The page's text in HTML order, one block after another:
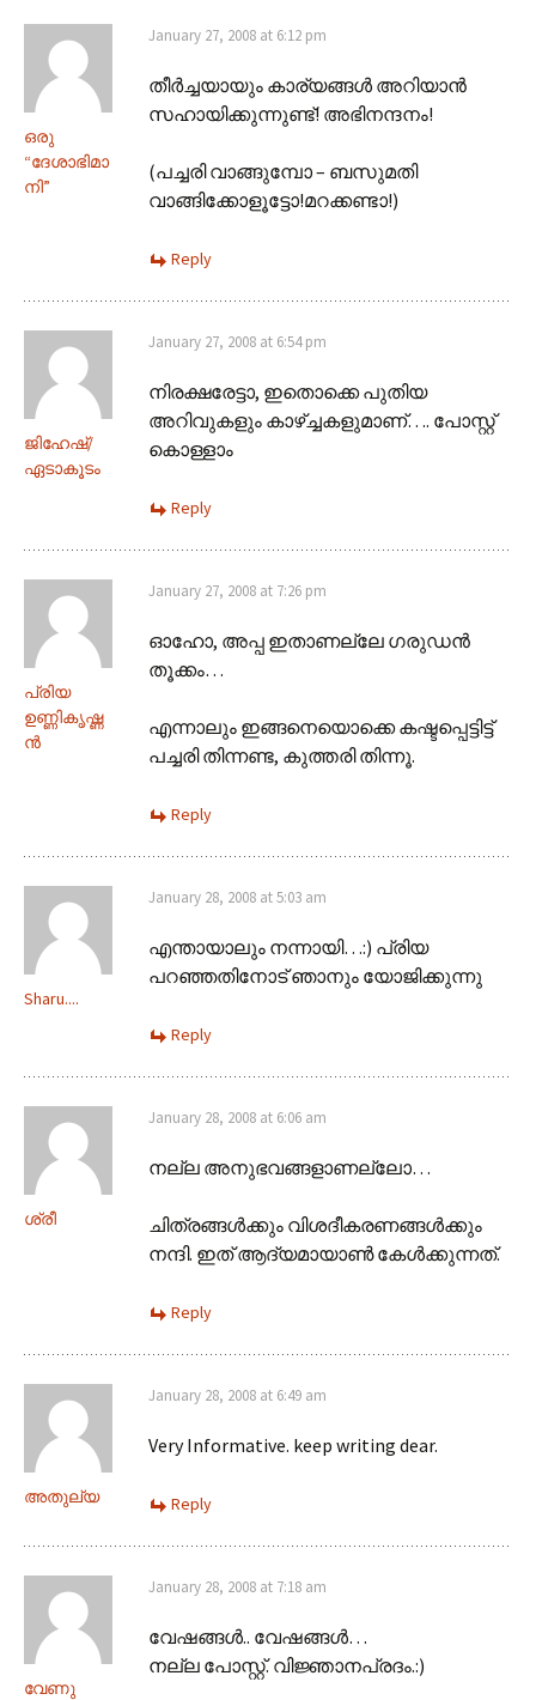
ഒരു
“ദേശാഭിമാ
നി”
January 27, 2008 at 6:12 pm
തീര്‍ച്ചയായും കാര്യങ്ങള്‍ അറിയാന്‍
സഹായിക്കുന്നുണ്ട്! അഭിനന്ദനം!
(പച്ചരി വാങ്ങുമ്പോ – ബസുമതി
വാങ്ങിക്കോളൂട്ടോ!മറക്കണ്ടാ!)
Reply
ജിഹേഷ്/
ഏടാകൂടം
January 27, 2008 at 6:54 pm
നിരക്ഷ‌രേട്ടാ, ഇതൊക്കെ പുതിയ
അറിവുകളും കാഴ്ച്ചകളുമാണ്…. പോസ്റ്റ്
കൊള്ളാം
Reply
പ്രിയ
ഉണ്ണികൃഷ്ണ
ന്‍
January 27, 2008 at 7:26 pm
ഓഹോ, അപ്പ ഇതാണല്ലേ ഗരുഡന്‍
തൂക്കം…
എന്നാലും ഇങ്ങനെയൊക്കെ കഷ്ടപ്പെട്ടിട്ട്
പച്ചരി തിന്നണ്ട, കുത്തരി തിന്നൂ.
Reply
Sharu....
January 28, 2008 at 5:03 am
എന്തായാലും നന്നായി…:) പ്രിയ
പറഞ്ഞതിനോട് ഞാനും യോജിക്കുന്നു
Reply
ശ്രീ
January 28, 2008 at 6:06 am
നല്ല അനുഭവങ്ങളാണല്ലോ…
ചിത്രങ്ങള്‍ക്കും വിശദീകരണങ്ങള്‍‌ക്കും
നന്ദി. ഇത് ആദ്യമായാണ്‍ കേള്‍‌ക്കുന്നത്.
Reply
അതുല്യ
January 28, 2008 at 6:49 am
Very Informative. keep writing dear.
Reply
വേണു
January 28, 2008 at 7:18 am
വേഷങ്ങള്‍‍.. വേഷങ്ങള്‍‍…
നല്ല പോസ്റ്റ്. വിജ്ഞാനപ്രദം.:)